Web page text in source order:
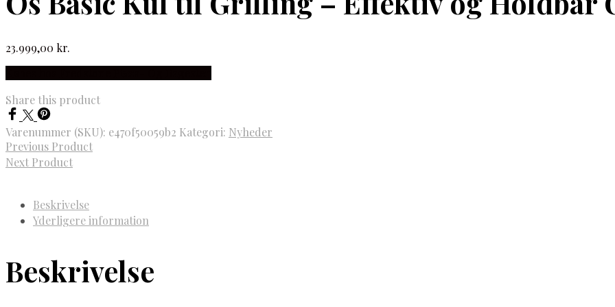
23.999,00 kr.
Share this product
Varenummer (SKU): e470f50059b2 Kategori: Nyheder
Previous Product
Next Product
Beskrivelse
Yderligere information
Beskrivelse